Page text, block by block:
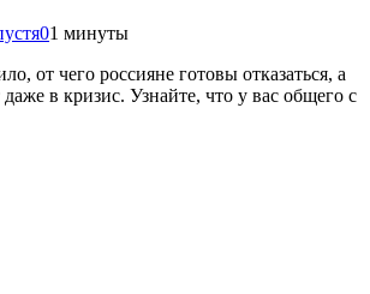
01 минуты
от чего россияне готовы отказаться, а
в кризис. Узнайте, что у вас общего с